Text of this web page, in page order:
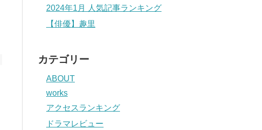
2024年1月 人気記事ランキング
【俳優】趣里
カテゴリー
ABOUT
works
アクセスランキング
ドラマレビュー